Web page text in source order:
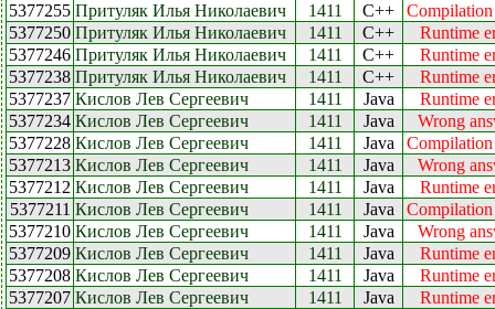
5377255 Притуляк Илья Николаевич 1411 C++
5377250 Притуляк Илья Николаевич 1411 C++
Runtime
5377246 Притуляк Илья Николаевич 1411 C++
Runtime
5377238 Притуляк Илья Николаевич 1411 C++
Runtime
5377237 Кислов Лев Сергеевич 1411 Java
Runtime
5377234 Кислов Лев Сергеевич 1411 Java
Wrong
5377228 Кислов Лев Сергеевич 1411 Java
5377213 Кислов Лев Сергеевич 1411 Java
Wrong
5377212 Кислов Лев Сергеевич 1411 Java
Runtime
5377211 Кислов Лев Сергеевич 1411 Java
5377210 Кислов Лев Сергеевич 1411 Java
Wrong
5377209 Кислов Лев Сергеевич 1411 Java
Runtime
5377208 Кислов Лев Сергеевич 1411 Java
Runtime
5377207 Кислов Лев Сергеевич 1411 Java
Runtime